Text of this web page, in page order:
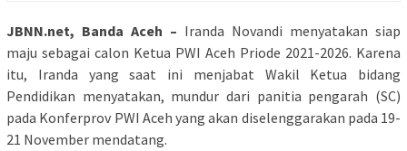
JBNN.net, Banda Aceh – Iranda Novandi menyatakan siap
maju sebagai calon Ketua PWI Aceh Priode 2021-2026. Karena
itu, Iranda yang saat ini menjabat Wakil Ketua bidang
Pendidikan menyatakan, mundur dari panitia pengarah (SC)
pada Konferprov PWI Aceh yang akan diselenggarakan pada 19-
21 November mendatang.